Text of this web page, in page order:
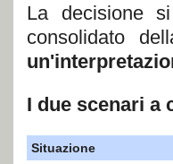
La decisione
consolidato
I due scenari a
Situazione